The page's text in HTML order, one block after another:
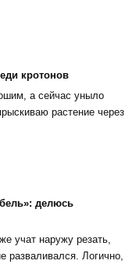
кротонов
а сейчас уныло
растение через
делюсь
учат наружу резать,
разваливался. Логично,